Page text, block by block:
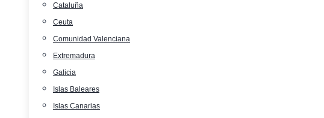
Cataluña
Ceuta
Comunidad Valenciana
Extremadura
Galicia
Islas Baleares
Islas Canarias